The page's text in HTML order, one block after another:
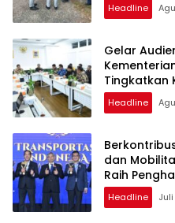
Headline
Gelar
Tingkatkan
Headline
dan
Raih
Indonesia
Headline